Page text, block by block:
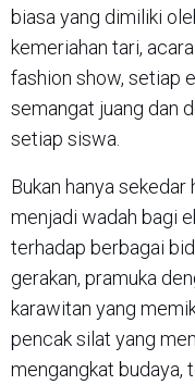
biasa yang dimiliki
kemeriahan tari,
fashion show, setiap
semangat juang dan
setiap siswa.
Bukan hanya
menjadi wadah bagi
terhadap berbagai
gerakan, pramuka
karawitan yang
pencak silat yang
mengangkat budaya,